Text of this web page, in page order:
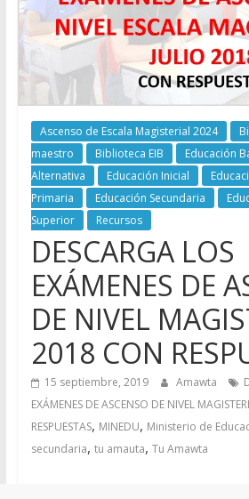
Ascenso de Escala Magisterial 2024
maestro
Biblioteca EIB
Educación
Alternativa
Educación Inicial
Primaria
Educación Secundaria
Superior
Recursos
DESCARGA LOS
EXÁMENES DE
DE NIVEL
2018 CON
15 septiembre, 2019 Amawta
EXÁMENES DE ASCENSO DE NIVEL
RESPUESTAS, MINEDU, Ministerio de
secundaria, tu amauta, Tu Amawta